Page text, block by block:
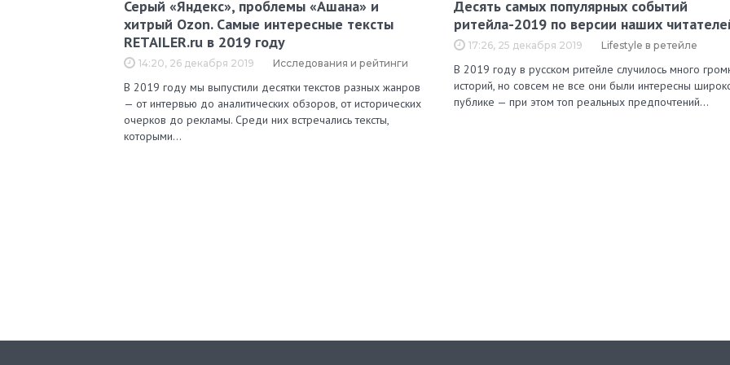
Серый «Яндекс», проблемы «Ашана» и
хитрый Ozon. Самые интересные тексты
RETAILER.ru в 2019 году
14:20, 26 декабря 2019 Исследования и рейтинги
В 2019 году мы выпустили десятки текстов разных жанров
— от интервью до аналитических обзоров, от исторических
очерков до рекламы. Среди них встречались тексты,
которыми…
Десять самых популярных событий
ритейла-2019 по версии наших
17:26, 25 декабря 2019 Lifestyle в ретейле
В 2019 году в русском ритейле случилось много
историй, но совсем не все они были интересны
публике — при этом топ реальных предпочтений…